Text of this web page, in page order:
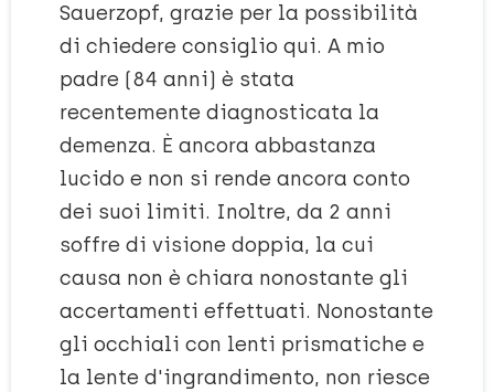
Sauerzopf, grazie per la possibilità
di chiedere consiglio qui. A mio
padre (84 anni) è stata
recentemente diagnosticata la
demenza. È ancora abbastanza
lucido e non si rende ancora conto
dei suoi limiti. Inoltre, da 2 anni
soffre di visione doppia, la cui
causa non è chiara nonostante gli
accertamenti effettuati. Nonostante
gli occhiali con lenti prismatiche e
la lente d'ingrandimento, non riesce